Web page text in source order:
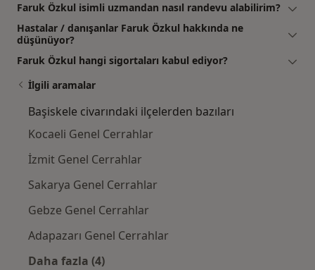
Faruk Özkul isimli uzmandan nasıl randevu alabilirim?
Hastalar / danışanlar Faruk Özkul hakkında ne
düşünüyor?
Faruk Özkul hangi sigortaları kabul ediyor?
İlgili aramalar
Başiskele civarındaki ilçelerden bazıları
Kocaeli Genel Cerrahlar
İzmit Genel Cerrahlar
Sakarya Genel Cerrahlar
Gebze Genel Cerrahlar
Adapazarı Genel Cerrahlar
Daha fazla (4)